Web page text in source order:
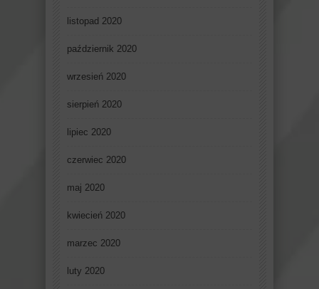
listopad 2020
październik 2020
wrzesień 2020
sierpień 2020
lipiec 2020
czerwiec 2020
maj 2020
kwiecień 2020
marzec 2020
luty 2020